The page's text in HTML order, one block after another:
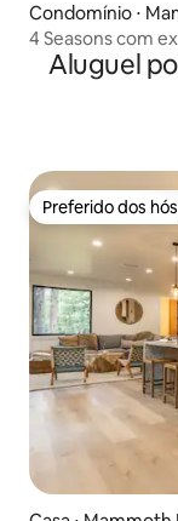
Condomínio ⋅
4 Seasons com
Mammoth Lakes
Aluguel
Preferido dos
Preferido dos